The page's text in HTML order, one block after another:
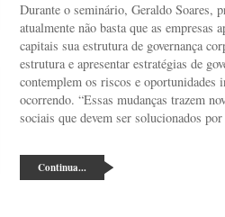
Durante o seminário, Geraldo Soares,
atualmente não basta que as empresas
capitais sua estrutura de governança
estrutura e apresentar estratégias de
contemplem os riscos e oportunidades
ocorrendo. “Essas mudanças trazem
sociais que devem ser solucionados
Continua...